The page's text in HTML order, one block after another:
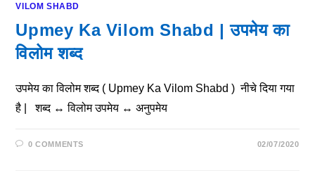
VILOM SHABD
Upmey Ka Vilom Shabd | उपमेय का
विलोम शब्द
उपमेय का विलोम शब्द ( Upmey Ka Vilom Shabd ) नीचे दिया गया
है | शब्द ↔ विलोम उपमेय ↔ अनुपमेय
0 COMMENTS 02/07/2020